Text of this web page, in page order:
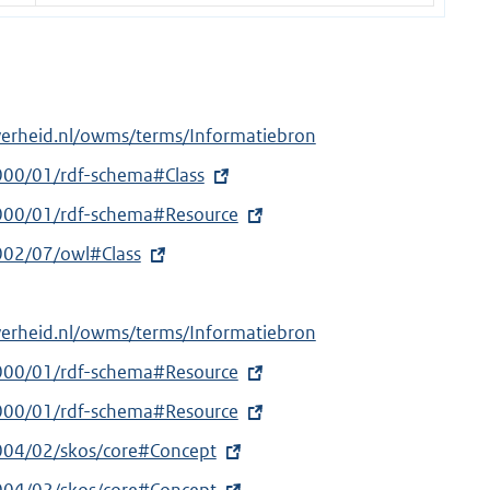
owms/terms/Informatiebron
01/rdf-schema#Class
01/rdf-schema#Resource
07/owl#Class
owms/terms/Informatiebron
01/rdf-schema#Resource
01/rdf-schema#Resource
02/skos/core#Concept